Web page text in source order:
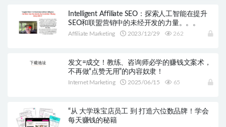
Intelligent Affiliate SEO：探索人工智能在提升
SEO和联盟营销中的未经开发的力量。。。
Affiliate Marketing 2023/12/29 262
发文=成交！教练、咨询师必学的赚钱文案术，
不再做“点赞无用”的内容奴隶！
Internet Marketing 2025/06/15 65
“从 大学珠宝店员工 到 打造六位数品牌！学会
每天赚钱的秘籍